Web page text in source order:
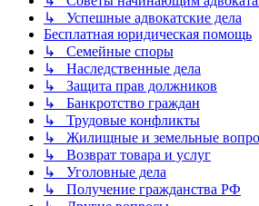
↳ Успешные адвокатские дела
Бесплатная юридическая помощь
↳ Семейные споры
↳ Наследственные дела
↳ Защита прав должников
↳ Банкротство граждан
↳ Трудовые конфликты
↳ Жилищные и земельные
↳ Возврат товара и услуг
↳ Уголовные дела
↳ Получение гражданства РФ